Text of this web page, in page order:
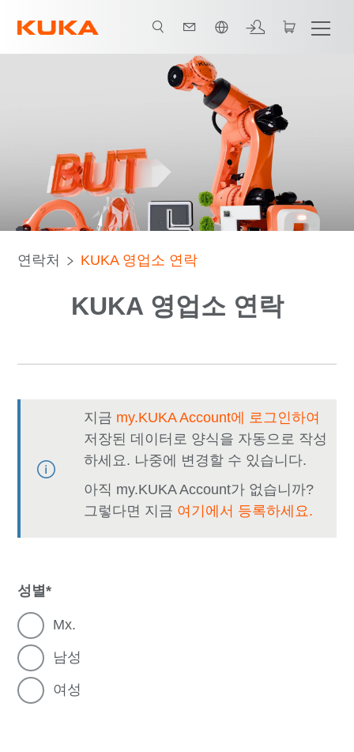
연락처 KUKA 영업소 연락
KUKA 영업소 연락
지금 my.KUKA Account에 로그인하여
저장된 데이터로 양식을 자동으로 작성
하세요. 나중에 변경할 수 있습니다.
아직 my.KUKA Account가 없습니까?
그렇다면 지금 여기에서 등록하세요.
성별
Mx.
남성
여성